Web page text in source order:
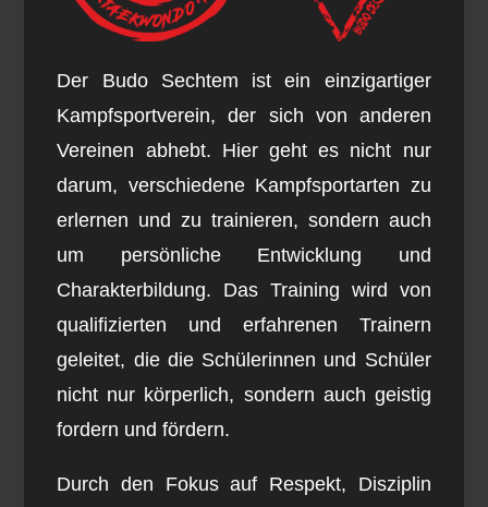
Der Budo Sechtem ist ein einzigartiger
Kampfsportverein, der sich von anderen
Vereinen abhebt. Hier geht es nicht nur
darum, verschiedene Kampfsportarten zu
erlernen und zu trainieren, sondern auch
um persönliche Entwicklung und
Charakterbildung. Das Training wird von
qualifizierten und erfahrenen Trainern
geleitet, die die Schülerinnen und Schüler
nicht nur körperlich, sondern auch geistig
fordern und fördern.
Durch den Fokus auf Respekt, Disziplin